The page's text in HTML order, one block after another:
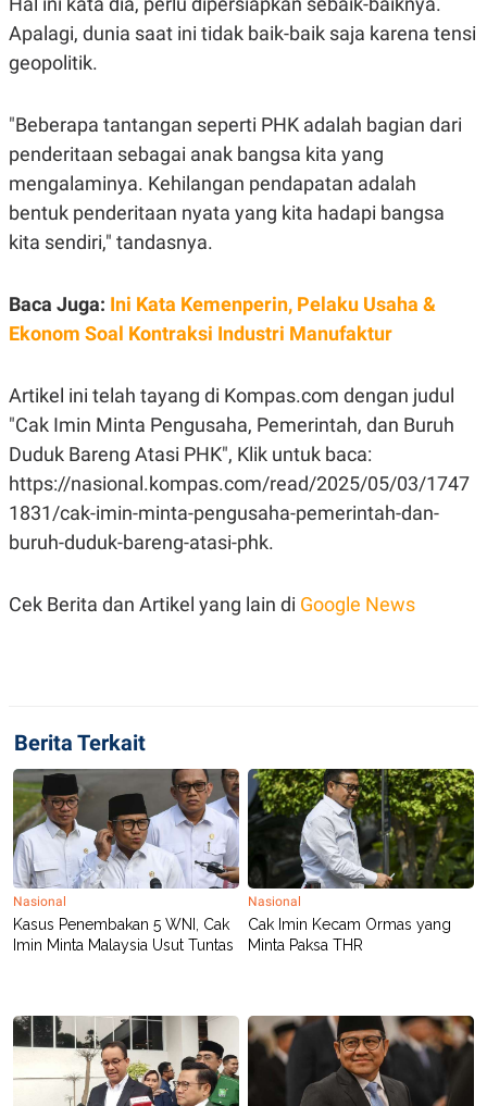
S
T
D
A
A
E
S
O
T
A
N
T
L
I
S
U
S
JARINGAN
O
N
T
N
A
C
A
E
R
E
S
R
E
L
E
A
S
D
N
N
C
E
T
A
K
A
M
I
T
E
N
E
A
P
A
V
E
S
I
N
Apalagi, dunia saat ini tidak baik-baik saja karena tensi
geopolitik.
"Beberapa tantangan seperti PHK adalah bagian dari
penderitaan sebagai anak bangsa kita yang
mengalaminya. Kehilangan pendapatan adalah
bentuk penderitaan nyata yang kita hadapi bangsa
kita sendiri," tandasnya.
Baca Juga: Ini Kata Kemenperin, Pelaku Usaha &
Ekonom Soal Kontraksi Industri Manufaktur
Artikel ini telah tayang di Kompas.com dengan judul
"Cak Imin Minta Pengusaha, Pemerintah, dan Buruh
Duduk Bareng Atasi PHK", Klik untuk baca:
https://nasional.kompas.com/read/2025/05/03/1747
1831/cak-imin-minta-pengusaha-pemerintah-dan-
buruh-duduk-bareng-atasi-phk.
Cek Berita dan Artikel yang lain di Google News
Berita Terkait
Nasional
Kasus Penembakan 5 WNI, Cak
Imin Minta Malaysia Usut Tuntas
Nasional
Cak Imin Kecam Ormas yang
Minta Paksa THR